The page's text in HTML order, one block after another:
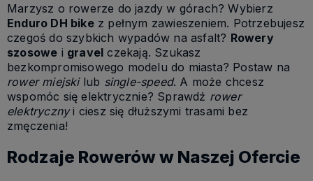
Marzysz o rowerze do jazdy w górach? Wybierz
Enduro DH bikez pełnym zawieszeniem. Potrzebujesz
czegoś do szybkich wypadów na asfalt? Rowery
szosowe i gravel czekają. Szukasz
bezkompromisowego modelu do miasta? Postaw na
rower miejskilub single-speed. A może chcesz
wspomóc się elektrycznie? Sprawdź rower
elektrycznyi ciesz się dłuższymi trasami bez
zmęczenia!
Rodzaje Rowerów w Naszej Ofercie